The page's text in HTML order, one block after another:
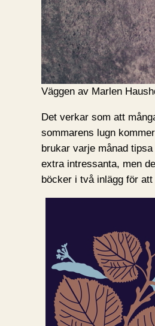
Väggen av Marlen
Det verkar som att
sommarens lugn
brukar varje månad
extra intressanta, men
böcker i två inlägg för